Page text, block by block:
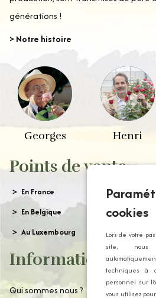
générations !
> Notre histoire
Georges Henri
Points de vente
En France
En Belgique
Au Luxembourg
Informations
Qui sommes nous ?
cookies
Lors de votre
site, nous
techniques à
personnel sur
vous utilisez